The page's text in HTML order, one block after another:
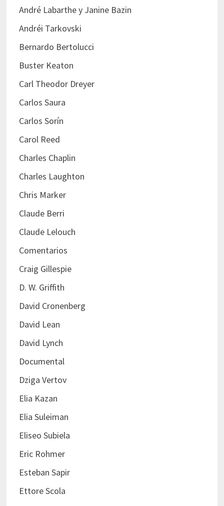
André Labarthe y Janine Bazin
Andréi Tarkovski
Bernardo Bertolucci
Buster Keaton
Carl Theodor Dreyer
Carlos Saura
Carlos Sorín
Carol Reed
Charles Chaplin
Charles Laughton
Chris Marker
Claude Berri
Claude Lelouch
Comentarios
Craig Gillespie
D. W. Griffith
David Cronenberg
David Lean
David Lynch
Documental
Dziga Vertov
Elia Kazan
Elia Suleiman
Eliseo Subiela
Eric Rohmer
Esteban Sapir
Ettore Scola